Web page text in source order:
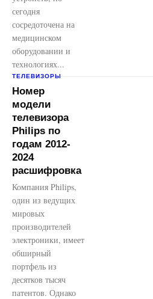
сегодня
сосредоточена на
медицинском
оборудовании и
технологиях...
ТЕЛЕВИЗОРЫ
Номер
модели
телевизора
Philips по
годам 2012-
2024
расшифровка
Компания Philips,
один из ведущих
мировых
производителей
электроники, имеет
обширный
портфель из
десятков тысяч
патентов. Однако